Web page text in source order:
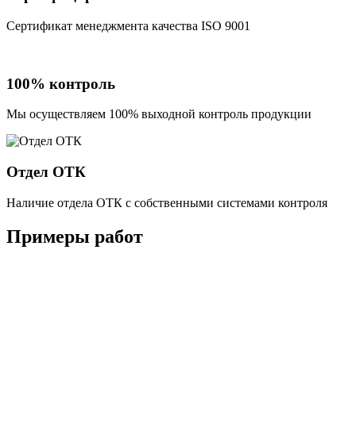
Сертификат менеджмента качества ISO 9001
100% контроль
Мы осуществляем 100% выходной контроль продукции
Отдел ОТК
Наличие отдела ОТК с собственными системами контроля
Примеры работ